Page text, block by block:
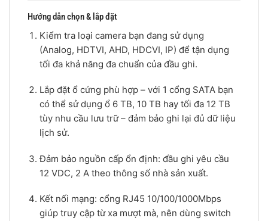
Hướng dẫn chọn & lắp đặt
Kiểm tra loại camera bạn đang sử dụng
(Analog, HDTVI, AHD, HDCVI, IP) để tận dụng
tối đa khả năng đa chuẩn của đầu ghi.
Lắp đặt ổ cứng phù hợp – với 1 cổng SATA bạn
có thể sử dụng ổ 6 TB, 10 TB hay tối đa 12 TB
tùy nhu cầu lưu trữ – đảm bảo ghi lại đủ dữ liệu
lịch sử.
Đảm bảo nguồn cấp ổn định: đầu ghi yêu cầu
12 VDC, 2 A theo thông số nhà sản xuất.
Kết nối mạng: cổng RJ45 10/100/1000Mbps
giúp truy cập từ xa mượt mà, nên dùng switch